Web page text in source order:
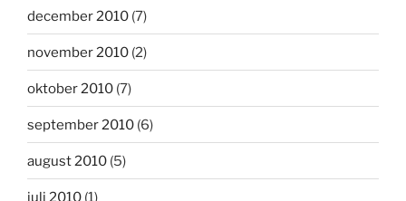
december 2010 (7)
november 2010 (2)
oktober 2010 (7)
september 2010 (6)
august 2010 (5)
juli 2010 (1)